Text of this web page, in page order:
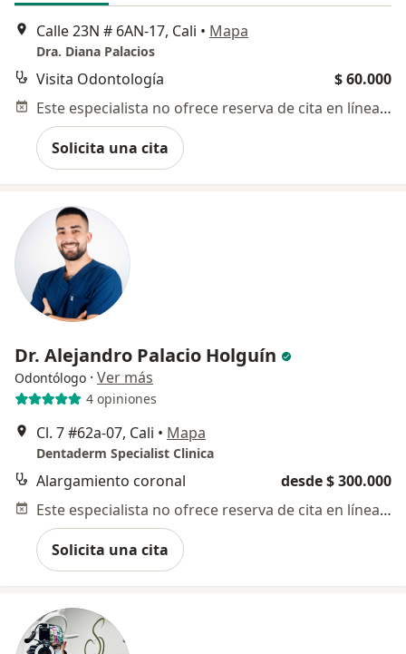
Calle 23N # 6AN-17, Cali • Mapa
Dra. Diana Palacios
Visita Odontología
$ 60.000
Este especialista no ofrece reserva de cita en línea en esta dirección.
Solicita una cita
Dr. Alejandro Palacio Holguín
Odontólogo · Ver más
4 opiniones
Cl. 7 #62a-07, Cali • Mapa
Dentaderm Specialist Clinica
Alargamiento coronal
desde $ 300.000
Este especialista no ofrece reserva de cita en línea en esta dirección.
Solicita una cita